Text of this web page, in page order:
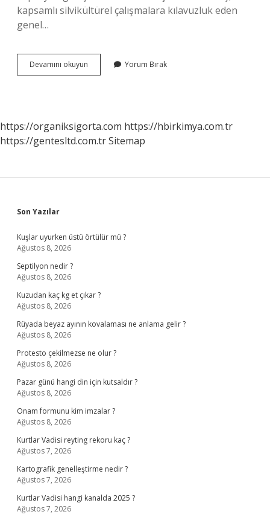
kapsamlı silvikültürel çalışmalara kılavuzluk eden
genel…
Devamını okuyun
Tohum
Yorum Bırak
https://organiksigorta.com https://hbirkimya.com.tr
https://gentesltd.com.trSitemap
Sidebar
Son Yazılar
Kuşlar uyurken üstü örtülür mü ?
Ağustos 8, 2026
Septilyon nedir ?
Ağustos 8, 2026
Kuzudan kaç kg et çıkar ?
Ağustos 8, 2026
Rüyada beyaz ayının kovalaması ne anlama gelir ?
Ağustos 8, 2026
Protesto çekilmezse ne olur ?
Ağustos 8, 2026
Pazar günü hangi din için kutsaldır ?
Ağustos 8, 2026
Onam formunu kim imzalar ?
Ağustos 8, 2026
Kurtlar Vadisi reyting rekoru kaç ?
Ağustos 7, 2026
Kartografik genelleştirme nedir ?
Ağustos 7, 2026
Kurtlar Vadisi hangi kanalda 2025 ?
Ağustos 7, 2026